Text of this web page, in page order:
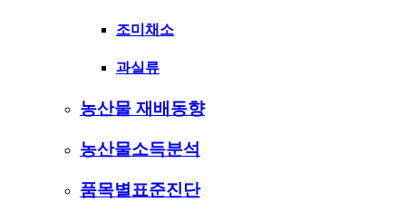
조미채소
과실류
농산물 재배동향
농산물소득분석
품목별표준진단